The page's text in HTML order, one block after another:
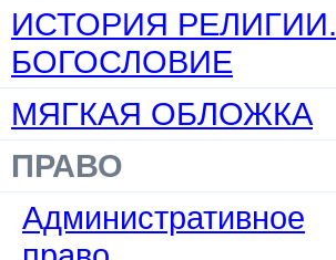
ИСТОРИЯ РЕЛИГИИ.
БОГОСЛОВИЕ
МЯГКАЯ ОБЛОЖКА
ПРАВО
Административное